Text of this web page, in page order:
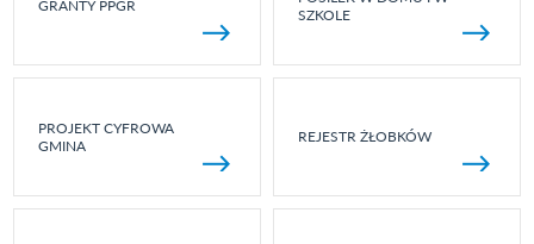
GRANTY PPGR
SZKOLE
PROJEKT CYFROWA
GMINA
REJESTR ŻŁOBKÓW